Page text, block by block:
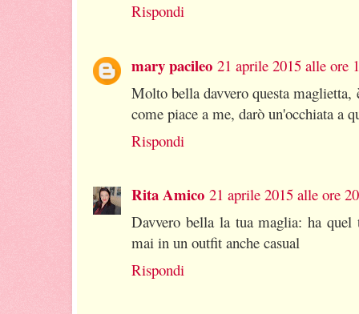
Rispondi
mary pacileo 21 aprile 2015 alle ore
Molto bella davvero questa
come piace a me, darò un'occhiata a
Rispondi
Rita Amico 21 aprile 2015 alle ore
Davvero bella la tua maglia: ha quel
mai in un outfit anche casual
Rispondi